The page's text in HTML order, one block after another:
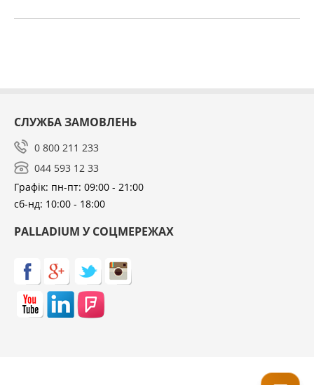
Мотопомпа Forte FPTW30 створена спеціально для
гарантує високу якість обладнання.
СЛУЖБА ЗАМОВЛЕНЬ
0 800 211 233
044 593 12 33
Графік: пн-пт: 09:00 - 21:00
сб-нд: 10:00 - 18:00
PALLADIUM У СОЦМЕРЕЖАХ